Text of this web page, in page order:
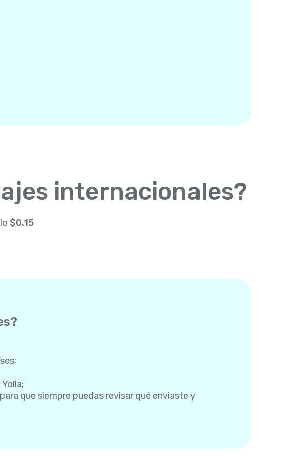
internacionales?
$0.15
que siempre puedas revisar qué enviaste y